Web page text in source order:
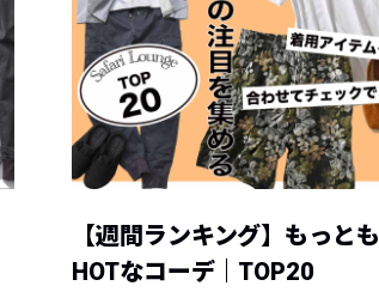
【週間ランキング】もっとも
HOTなコーデ｜TOP20